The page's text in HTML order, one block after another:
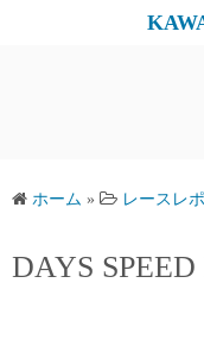
ス
ッ
ホーム » レースレ
DAYS